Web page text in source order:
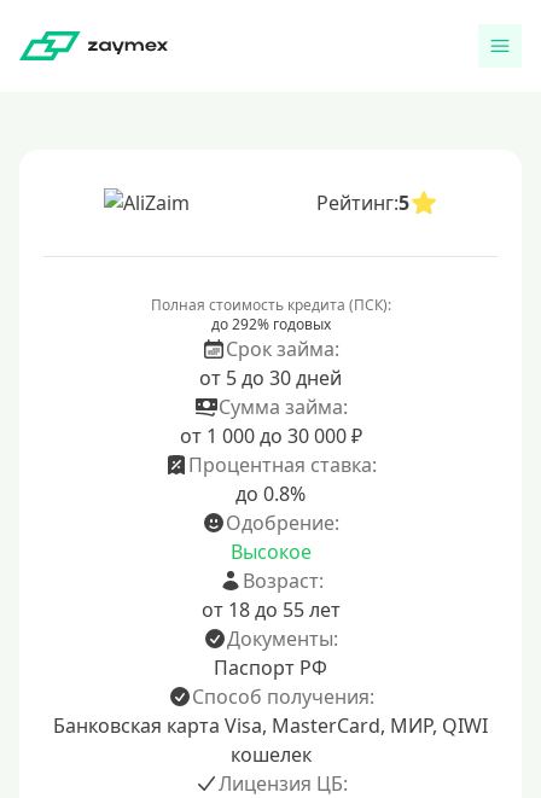
Рейтинг:5
Полная стоимость кредита (ПСК):
до 292% годовых
Срок займа:
от 5 до 30 дней
Сумма займа:
от 1 000 до 30 000 ₽
Процентная ставка:
до 0.8%
Одобрение:
Высокое
Возраст:
от 18 до 55 лет
Документы:
Паспорт РФ
Способ получения:
Банковская карта Visa, MasterCard, МИР, QIWI
кошелек
Лицензия ЦБ: